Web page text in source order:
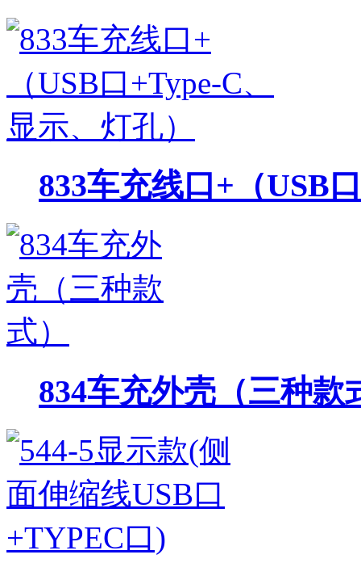
833车充线口+（USB
834车充外壳（三种款